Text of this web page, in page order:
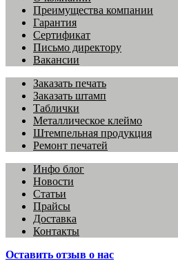
Преимущества компании
Гарантия
Сертификат
Письмо директору
Вакансии
Заказать печать
Заказать штамп
Таблички
Металлическое клеймо
Штемпельная продукция
Ремонт печатей
Инфо блог
Новости
Статьи
Прайсы
Доставка
Контакты
Оставить отзыв о нас